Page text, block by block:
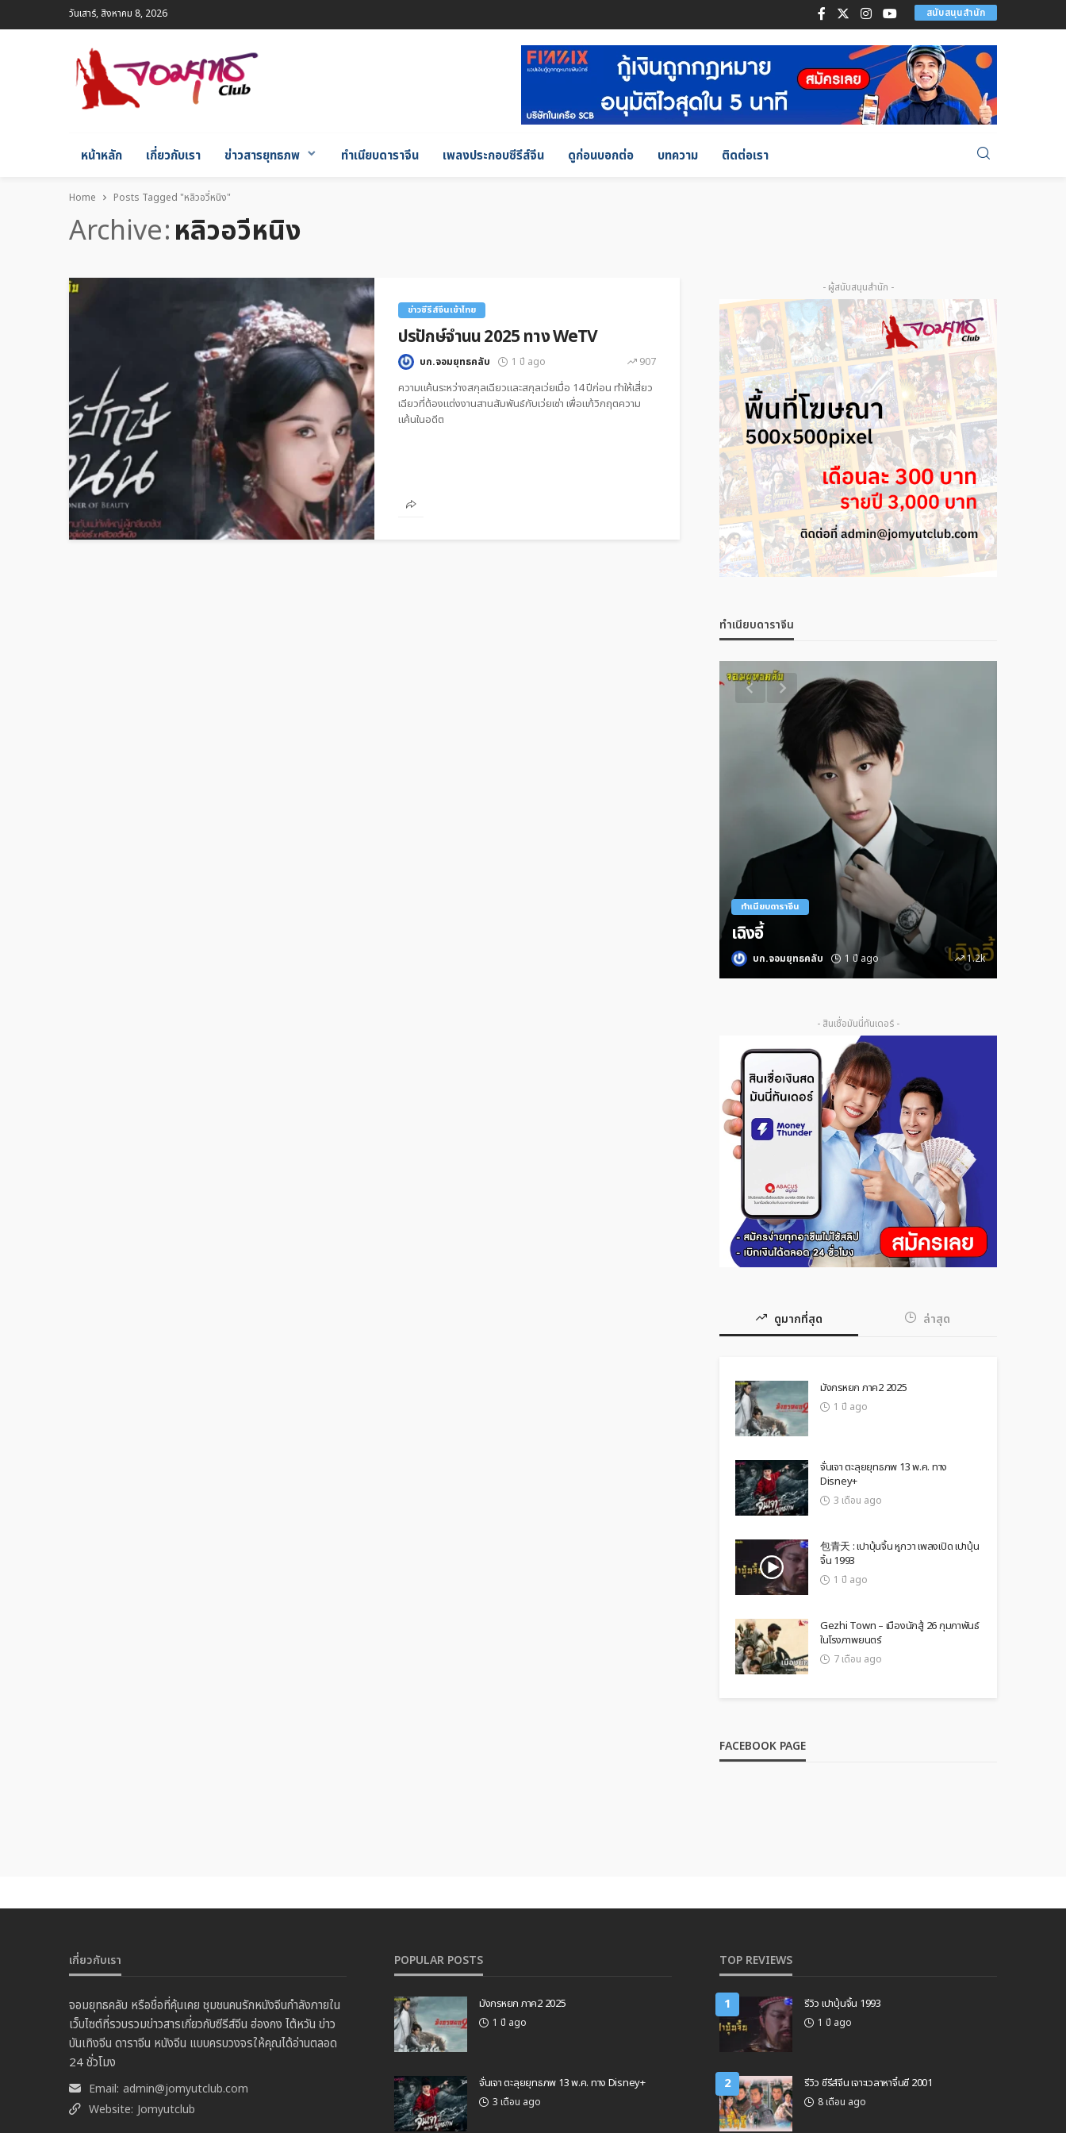
วันเสาร์, สิงหาคม 8, 2026 สนับสนุนสำนัก
หน้าหลัก เกี่ยวกับเรา ข่าวสารยุทธภพ ทำเนียบดาราจีน เพลงประกอบซีรีส์จีน ดูก่อนบอกต่อ บทความ ติดต่อเรา
Home Posts Tagged "หลิวอวี่หนิง"
Archive หลิวอวี่หนิง
ข่าวซีรีส์จีนเข้าไทย
ปรปักษ์จำนน 2025 ทาง WeTV
บก.จอมยุทธคลับ 1 ปี ago 907
ความแค้นระหว่างสกุลเฉียวและสกุลเว่ยเมื่อ 14 ปีก่อน ทำให้เสี่ยว
เฉียวที่ต้องแต่งงานสานสัมพันธ์กับเว่ยเซ่า เพื่อแก้วิกฤตความ
แค้นในอดีต
- ผู้สนับสนุนสำนัก -
ทำเนียบดาราจีน
ทำเนียบดาราจีน
เซียวจ้าน
บก.จอมยุทธคลับ 1 ปี ago 688
- สินเชื่อมันนี่ทันเดอร์ -
ดูมากที่สุด ล่าสุด
มังกรหยก ภาค2 2025
1 ปี ago
จั่นเจา ตะลุยยุทธภพ 13 พ.ค. ทาง
Disney+
3 เดือน ago
包青天 : เปาบุ้นจิ้น หูกวา เพลงเปิด เปาบุ้น
จิ้น 1993
1 ปี ago
Gezhi Town – เมืองนักสู้ 26 กุมภาพันธ์
ในโรงภาพยนตร์
7 เดือน ago
FACEBOOK PAGE
เกี่ยวกับเรา
จอมยุทธคลับ หรือชื่อที่คุ้นเคย ชุมชนคนรักหนังจีนกำลังภายใน
เว็บไซต์ที่รวบรวมข่าวสารเกี่ยวกับซีรีส์จีน ฮ่องกง ไต้หวัน ข่าว
บันเทิงจีน ดาราจีน หนังจีน แบบครบวงจรให้คุณได้อ่านตลอด
24 ชั่วโมง
Email: admin@jomyutclub.com
Website: Jomyutclub
POPULAR POSTS
มังกรหยก ภาค2 2025
1 ปี ago
จั่นเจา ตะลุยยุทธภพ 13 พ.ค. ทาง Disney+
3 เดือน ago
TOP REVIEWS
1 รีวิว เปาบุ้นจิ้น 1993
1 ปี ago
2 รีวิว ซีรีส์จีน เจาะเวลาหาจิ๋นซี 2001
8 เดือน ago